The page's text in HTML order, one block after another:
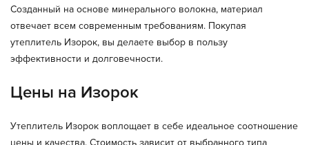
Созданный на основе минерального волокна, материал
отвечает всем современным требованиям. Покупая
утеплитель Изорок, вы делаете выбор в пользу
эффективности и долговечности.
Цены на Изорок
Утеплитель Изорок воплощает в себе идеальное соотношение
цены и качества. Стоимость зависит от выбранного типа